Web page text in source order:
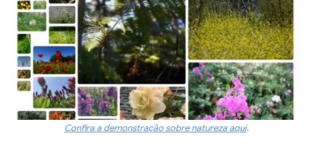
Confira a demonstração sobre natureza aqui.